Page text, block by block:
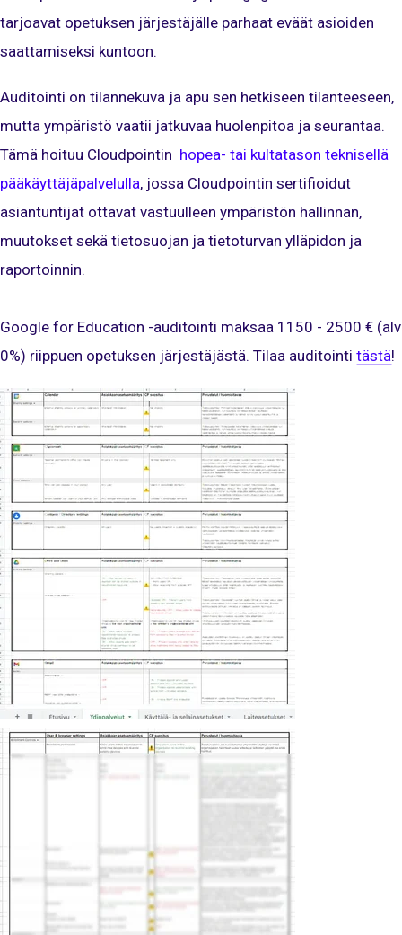
tarjoavat opetuksen järjestäjälle parhaat eväät asioiden
saattamiseksi kuntoon.
Auditointi on tilannekuva ja apu sen hetkiseen tilanteeseen,
mutta ympäristö vaatii jatkuvaa huolenpitoa ja seurantaa.
Tämä hoituu Cloudpointin hopea- tai kultatason teknisellä
pääkäyttäjäpalvelulla, jossa Cloudpointin sertifioidut
asiantuntijat ottavat vastuulleen ympäristön hallinnan,
muutokset sekä tietosuojan ja tietoturvan ylläpidon ja
raportoinnin.
Google for Education -auditointi maksaa 1150 - 2500 € (alv
0%) riippuen opetuksen järjestäjästä. Tilaa auditointi tästä!